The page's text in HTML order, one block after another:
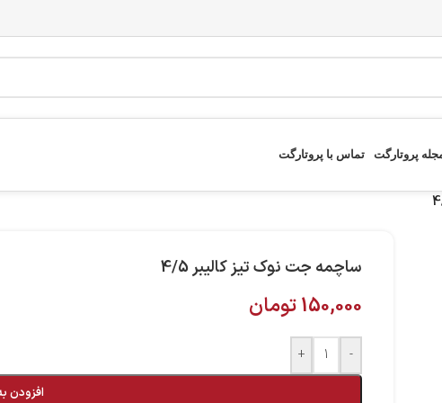
پروتارگت تماس با پروتارگت
ساچمه جت نوک تیز کالیبر 4/5
150,000تومان
-
+
افزودن